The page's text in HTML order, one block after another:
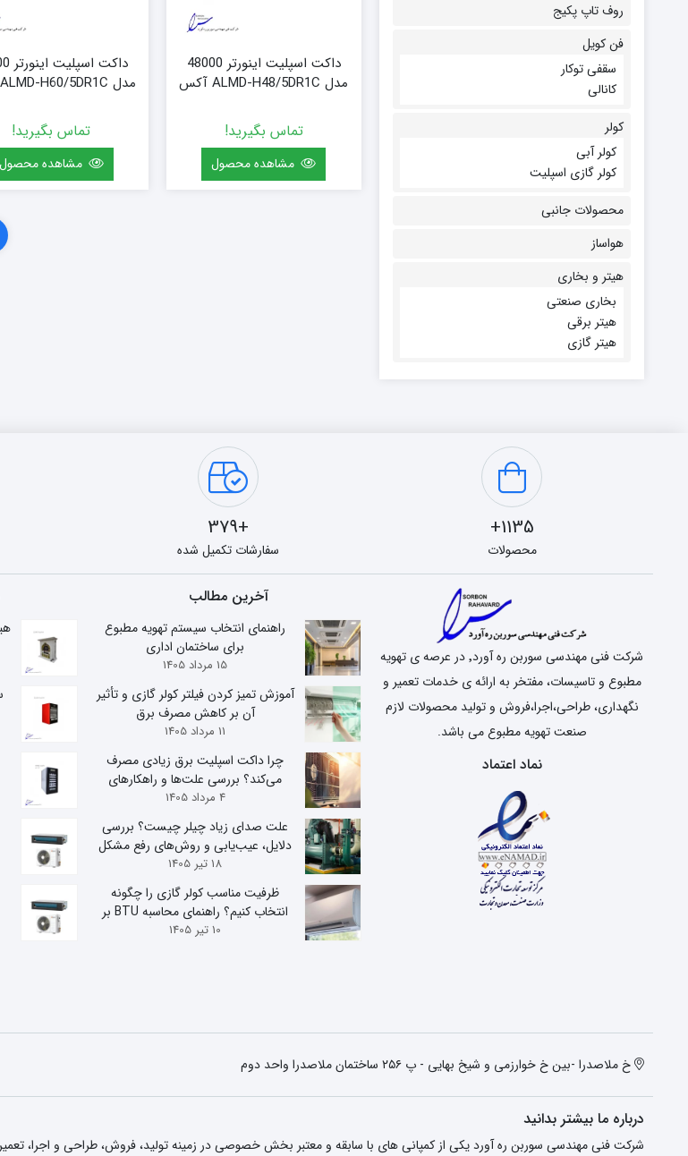
داکت اسپلیت اینورتر 48000
مدل ALMD-H48/5DR1C آکس
تماس بگیرید!
مشاهده محصول
مدل ALMD-H60/5DR1C آکس
تماس بگیرید!
مشاهده محصول
روف تاپ پکیج
فن کویل
سقفی توکار
کانالی
کولر
کولر آبی
کولر گازی اسپلیت
محصولات جانبی
هواساز
هیتر و بخاری
بخاری صنعتی
هیتر برقی
هیتر گازی
1135+
محصولات
+379
سفارشات تکمیل شده
شرکت فنی مهندسی سوربن ره آورد٬ در عرصه ی تهویه
مطبوع و تاسیسات، مفتخر به ارائه ی خدمات تعمیر و
نگهداری، طراحی،اجرا،فروش و تولید محصولات لازم
صنعت تهویه مطبوع می باشد.
نماد اعتماد
آخرین مطالب
راهنمای انتخاب سیستم تهویه مطبوع
برای ساختمان اداری
15 مرداد 1405
آموزش تمیز کردن فیلتر کولر گازی و تأثیر
آن بر کاهش مصرف برق
11 مرداد 1405
چرا داکت اسپلیت برق زیادی مصرف
می‌کند؟ بررسی علت‌ها و راهکارهای
کاهش مصرف
4 مرداد 1405
علت صدای زیاد چیلر چیست؟ بررسی
دلایل، عیب‌یابی و روش‌های رفع مشکل
18 تیر 1405
ظرفیت مناسب کولر گازی را چگونه
انتخاب کنیم؟ راهنمای محاسبه BTU بر
اساس متراژ
10 تیر 1405
خ ملاصدرا -بین خ خوارزمی و شیخ بهایی - پ ۲۵۶ ساختمان ملاصدرا واحد دوم
درباره ما بیشتر بدانید
شرکت فنی مهندسی سوربن ره آورد یکی از کمپانی های با سابقه و معتبر بخش خصوصی در زمینه تولید، فروش، طراحی و اجرا،